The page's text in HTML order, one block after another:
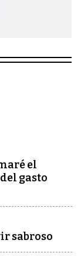
el
gasto
sabroso